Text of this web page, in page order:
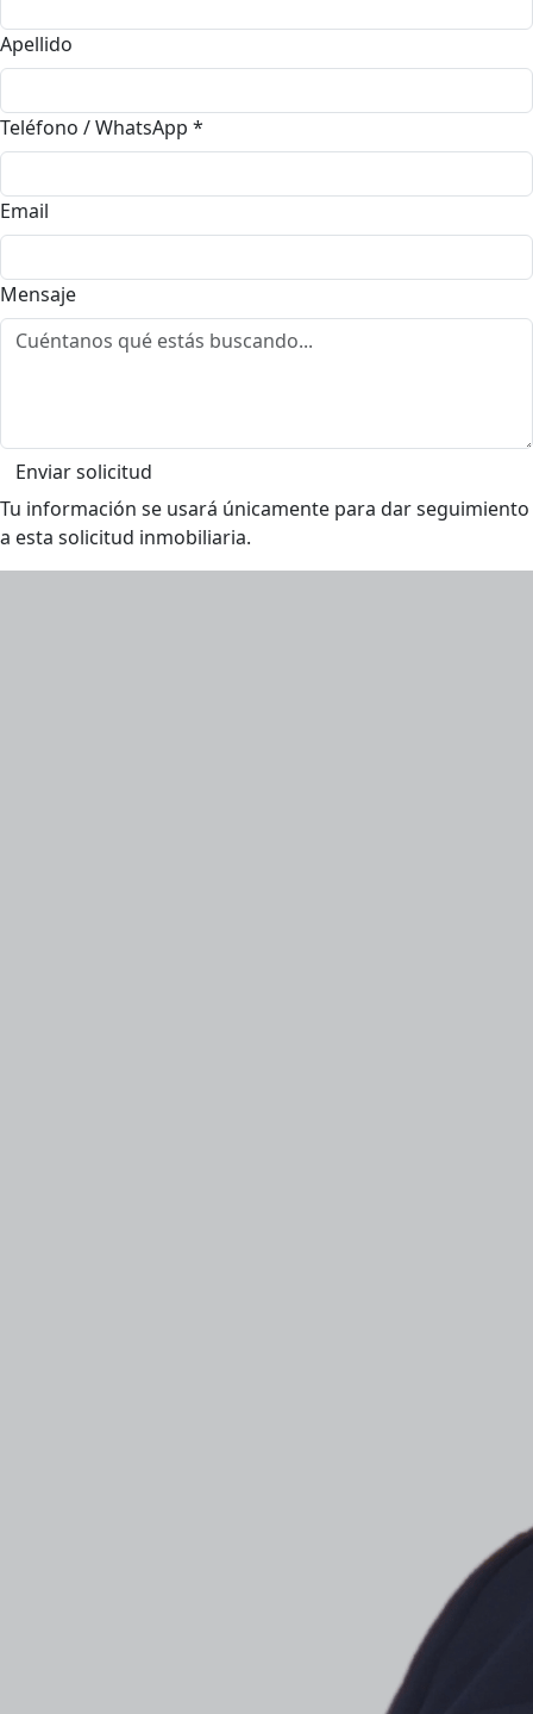
Apellido
Teléfono / WhatsApp *
Email
Mensaje
Enviar solicitud
Tu información se usará únicamente para dar seguimiento
a esta solicitud inmobiliaria.